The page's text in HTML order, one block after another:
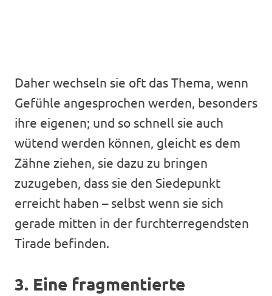
Daher wechseln sie oft das Thema, wenn
Gefühle angesprochen werden, besonders
ihre eigenen; und so schnell sie auch
wütend werden können, gleicht es dem
Zähne ziehen, sie dazu zu bringen
zuzugeben, dass sie den Siedepunkt
erreicht haben – selbst wenn sie sich
gerade mitten in der furchterregendsten
Tirade befinden.
3. Eine fragmentierte